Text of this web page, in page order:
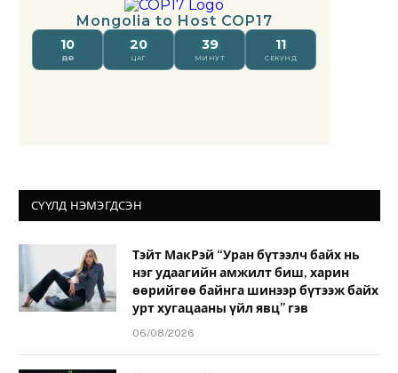
СҮҮЛД НЭМЭГДСЭН
Тэйт МакРэй “Уран бүтээлч байх нь
нэг удаагийн амжилт биш, харин
өөрийгөө байнга шинээр бүтээж байх
урт хугацааны үйл явц” гэв
06/08/2026